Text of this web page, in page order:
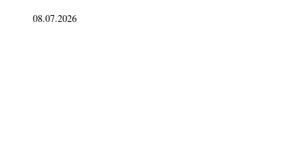
08.07.2026